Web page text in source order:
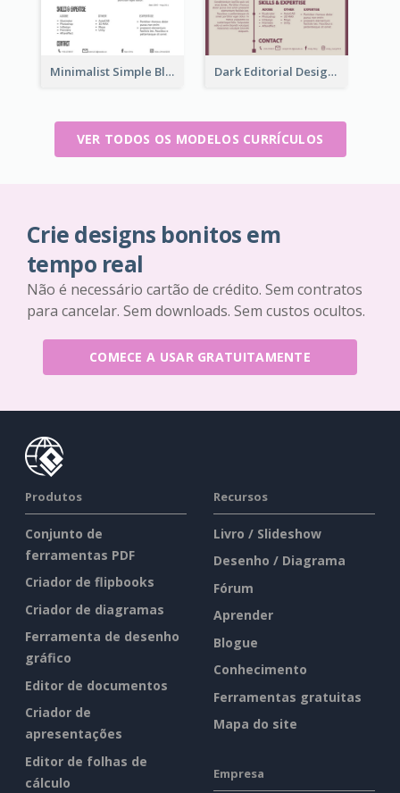
Minimalist Simple Black Resume Dark Editorial Designer Resume
VER TODOS OS MODELOS CURRÍCULOS
Crie designs bonitos em
tempo real
Não é necessário cartão de crédito. Sem contratos
para cancelar. Sem downloads. Sem custos ocultos.
COMECE A USAR GRATUITAMENTE
Produtos
Conjunto de
ferramentas PDF
Criador de flipbooks
Criador de diagramas
Ferramenta de desenho
gráfico
Editor de documentos
Criador de
apresentações
Editor de folhas de
cálculo
Recursos
Livro / Slideshow
Desenho / Diagrama
Fórum
Aprender
Blogue
Conhecimento
Ferramentas gratuitas
Mapa do site
Empresa